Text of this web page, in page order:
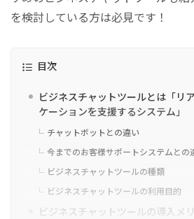
を検討している方は必見です！
目次
ビジネスチャットツールとは「リ
ケーションを支援するシステム」
チャットボットとの違い
今までのお客様サポートシステムとの
ビジネスチャットツールの種類
ビジネスチャットツールの利用目的
ビジネスチャットツールの導入メ